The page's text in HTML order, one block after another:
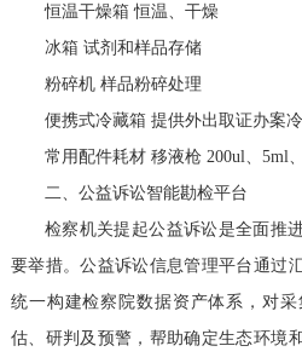
恒温干燥箱 恒温、干燥
冰箱 试剂和样品存储
粉碎机 样品粉碎处理
便携式冷藏箱 提供外出取证办案
常用配件耗材 移液枪 200ul、5ml
二、公益诉讼智能勘检平台
检察机关提起公益诉讼是全面推
要举措。公益诉讼信息管理平台通过
统一构建检察院数据资产体系，对
估、研判及预警，帮助确定生态环境